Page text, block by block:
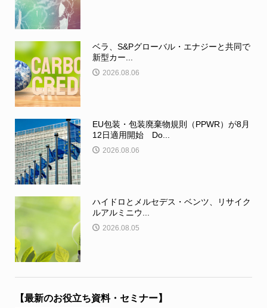
ベラ、S&Pグローバル・エナジーと共同で
新型カー...
2026.08.06
EU包装・包装廃棄物規則（PPWR）が8月
12日適用開始 Do...
2026.08.06
ハイドロとメルセデス・ベンツ、リサイク
ルアルミニウ...
2026.08.05
【最新のお役立ち資料・セミナー】